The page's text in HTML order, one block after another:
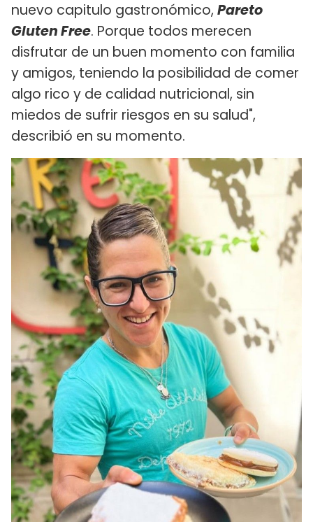
nuevo capitulo gastronómico, Pareto
Gluten Free. Porque todos merecen
disfrutar de un buen momento con familia
y amigos, teniendo la posibilidad de comer
algo rico y de calidad nutricional, sin
miedos de sufrir riesgos en su salud",
describió en su momento.